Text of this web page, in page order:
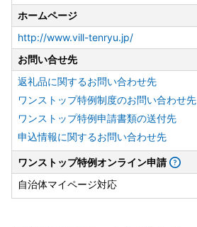
ホームページ
http://www.vill-tenryu.jp/
お問い合せ先
返礼品に関するお問い合わせ先
ワンストップ特例制度のお問い合わせ先
ワンストップ特例申請書類の送付先
申込情報に関するお問い合わせ先
ワンストップ特例オンライン申請
自治体マイページ対応